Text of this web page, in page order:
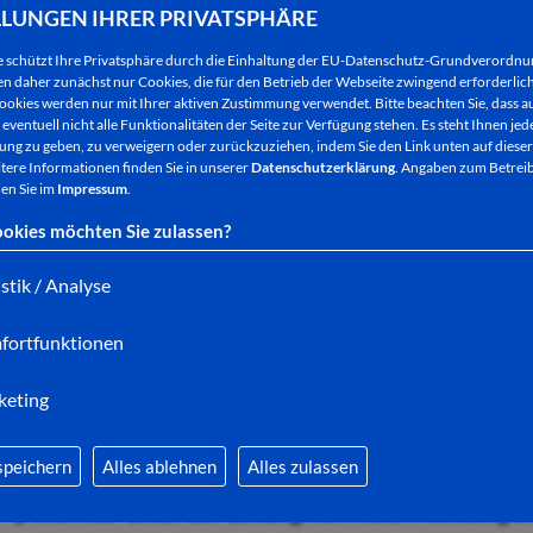
IHRER PRIVATSPHÄRE
schützt Ihre Privatsphäre durch die Einhaltung der EU-Datenschutz-
daher zunächst nur Cookies, die für den Betrieb der Webseite zwingend
werden nur mit Ihrer aktiven Zustimmung verwendet. Bitte beachten Sie, dass
nicht alle Funktionalitäten der Seite zur Verfügung stehen. Es steht Ihnen
zu geben, zu verweigern oder zurückzuziehen, indem Sie den Link unten auf
Informationen finden Sie in unsererDatenschutzerklärung. Angaben zum
Sie im Impressum.
möchten Sie zulassen?
/ Analyse
Alles ablehnen Alles zulassen
Das Buch „Das deutsche Krokodil“ von Ijoma
Vorträgen , Gesprächsrunden und
breites Interesse geweckt.
(v.l.n.r.): Sie wählen als Jury das Buch zusammen
Günter Exner, Sandra Rudolph (Stadtbibliothek,
Zum Ende der Aktion findet am Donnerstag, 28.
Interessierten herzlich eingeladen.
Nach einer Begrüßung durch Bürgermeisterin
themenreicher Abend, welcher von dem
moderiert wird. Musikalisch umrahmt wird die
„Aria Alta“ unter der Leitung von Heidi Momberg